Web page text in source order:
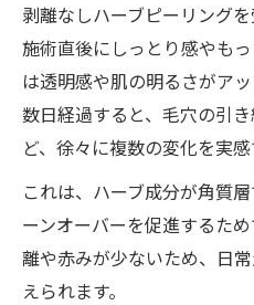
剥離なしハーブピーリング
施術直後にしっとり感やも
は透明感や肌の明るさがア
数日経過すると、毛穴の引
ど、徐々に複数の変化を実感
これは、ハーブ成分が角質
ーンオーバーを促進するた
離や赤みが少ないため、日
えられます。